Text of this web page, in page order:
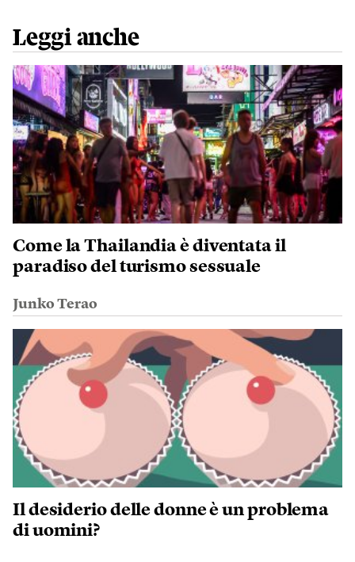
Leggi anche
Come la Thailandia è diventata il
paradiso del turismo sessuale
Junko Terao
Il desiderio delle donne è un problema
di uomini?